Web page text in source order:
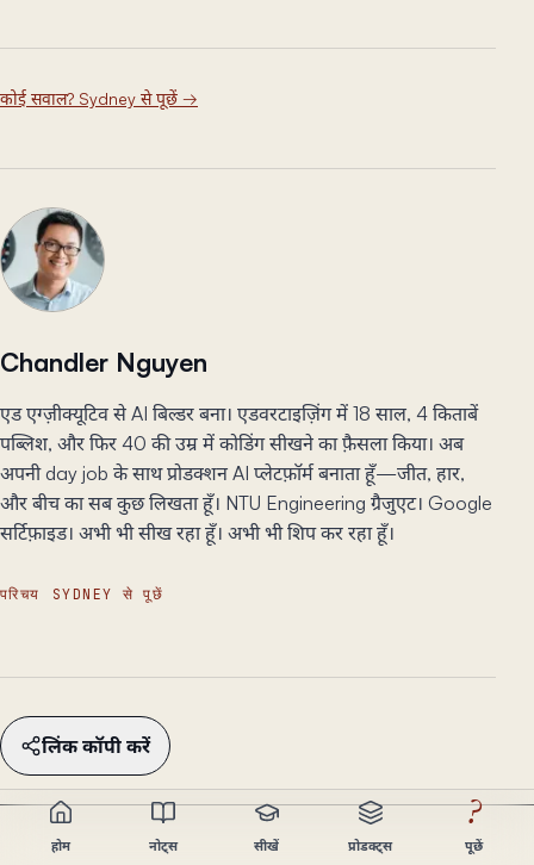
कोई सवाल? Sydney से पूछें →
Chandler Nguyen
एड एग्ज़ीक्यूटिव से AI बिल्डर बना। एडवरटाइज़िंग में 18 साल, 4 किताबें
पब्लिश, और फिर 40 की उम्र में कोडिंग सीखने का फ़ैसला किया। अब
अपनी day job के साथ प्रोडक्शन AI प्लेटफ़ॉर्म बनाता हूँ—जीत, हार,
और बीच का सब कुछ लिखता हूँ। NTU Engineering ग्रैजुएट। Google
सर्टिफ़ाइड। अभी भी सीख रहा हूँ। अभी भी शिप कर रहा हूँ।
परिचय SYDNEY से पूछें
लिंक कॉपी करें
होम नोट्स सीखें प्रोडक्ट्स
?
पूछें